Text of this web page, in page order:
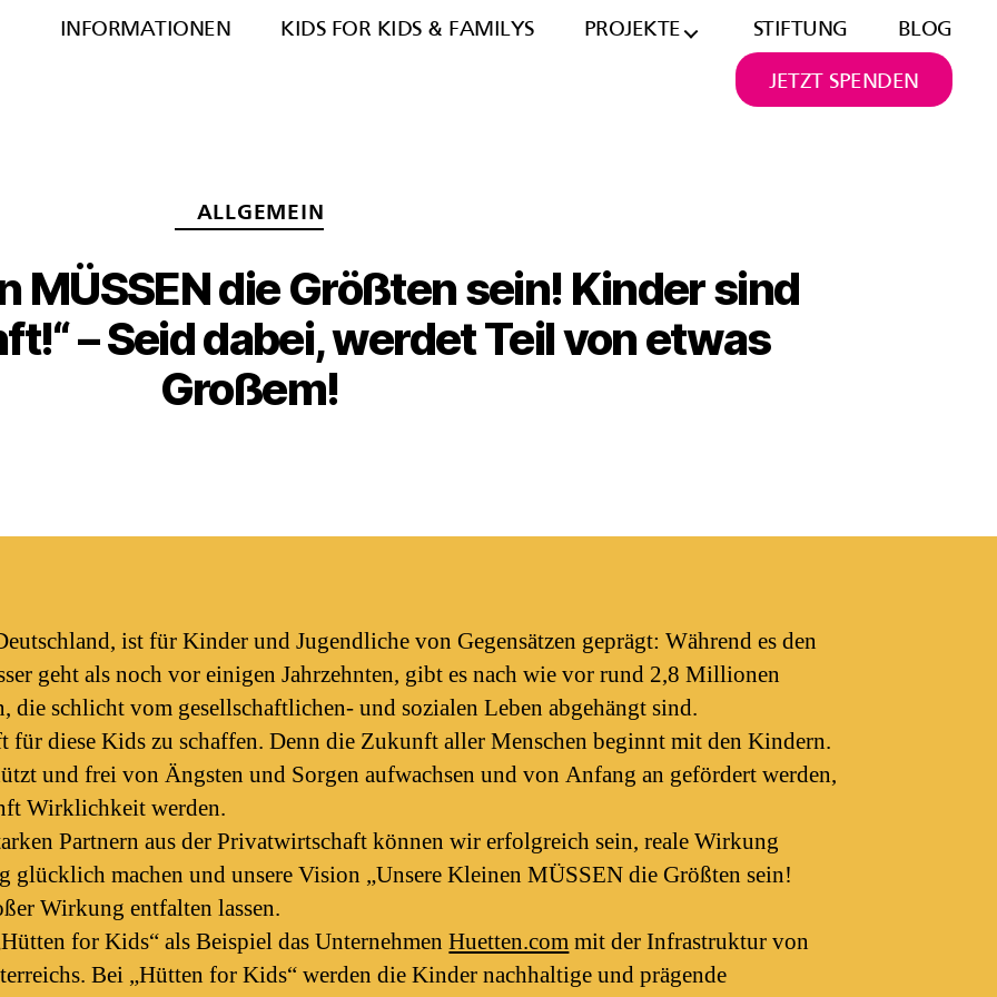
INFORMATIONEN KIDS FOR KIDS & FAMILYS PROJEKTE STIFTUNG BLOG
JETZT SPENDEN
ALLGEMEIN
MÜSSEN die Größten sein! Kinder sind
– Seid dabei, werdet Teil von etwas
Großem!
ist für Kinder und Jugendliche von Gegensätzen geprägt: Während es den
geht als noch vor einigen Jahrzehnten, gibt es nach wie vor rund 2,8 Millionen
die schlicht vom gesellschaftlichen- und sozialen Leben abgehängt sind.
für diese Kids zu schaffen. Denn die Zukunft aller Menschen beginnt mit den Kindern.
und frei von Ängsten und Sorgen aufwachsen und von Anfang an gefördert werden,
Wirklichkeit werden.
Partnern aus der Privatwirtschaft können wir erfolgreich sein, reale Wirkung
glücklich machen und unsere Vision „Unsere Kleinen MÜSSEN die Größten sein!
Wirkung entfalten lassen.
for Kids“ als Beispiel das UnternehmenHuetten.commit der Infrastruktur von
Bei „Hütten for Kids“ werden die Kinder nachhaltige und prägende